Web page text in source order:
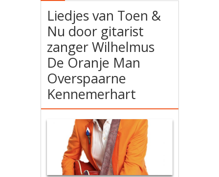
Liedjes van Toen &
Nu door gitarist
zanger Wilhelmus
De Oranje Man
Overspaarne
Kennemerhart